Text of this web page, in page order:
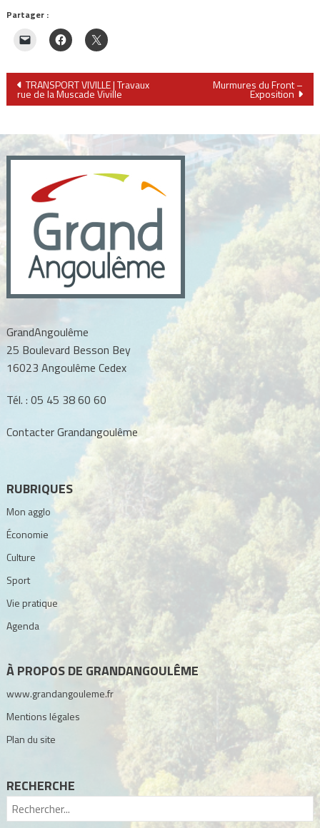
Partager :
Navigation
de
l’article
TRANSPORT VIVILLE | Travaux
rue de la Muscade Viville
Murmures du Front –
Exposition
GrandAngoulême
25 Boulevard Besson Bey
16023 Angoulême Cedex
Tél. : 05 45 38 60 60
Contacter Grandangoulême
RUBRIQUES
Mon agglo
Économie
Culture
Sport
Vie pratique
Agenda
À PROPOS DE GRANDANGOULÊME
www.grandangouleme.fr
Mentions légales
Plan du site
RECHERCHE